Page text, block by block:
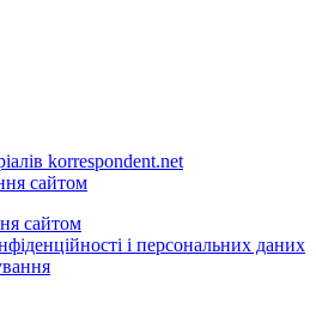
korrespondent.net
сайтом
сайтом
і персональних даних